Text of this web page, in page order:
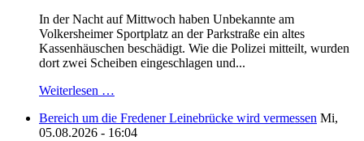
In der Nacht auf Mittwoch haben Unbekannte am
Volkersheimer Sportplatz an der Parkstraße ein altes
Kassenhäuschen beschädigt. Wie die Polizei mitteilt, wurden
dort zwei Scheiben eingeschlagen und...
Weiterlesen …
Bereich um die Fredener Leinebrücke wird vermessen Mi,
05.08.2026 - 16:04